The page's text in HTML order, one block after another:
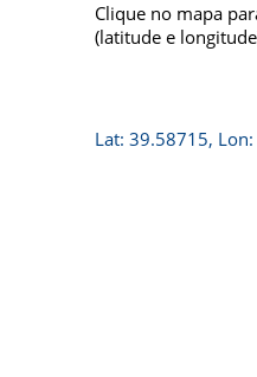
Clique no mapa
(latitude e
Lat: 39.58715,